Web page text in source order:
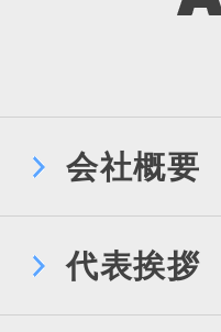
会社概要
代表挨拶